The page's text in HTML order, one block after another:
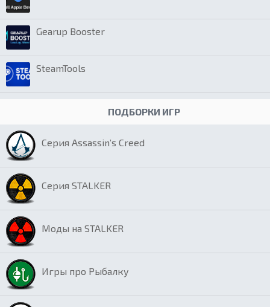
Gearup Booster
SteamTools
ПОДБОРКИ ИГР
Серия Assassin’s Creed
Серия STALKER
Моды на STALKER
Игры про Рыбалку